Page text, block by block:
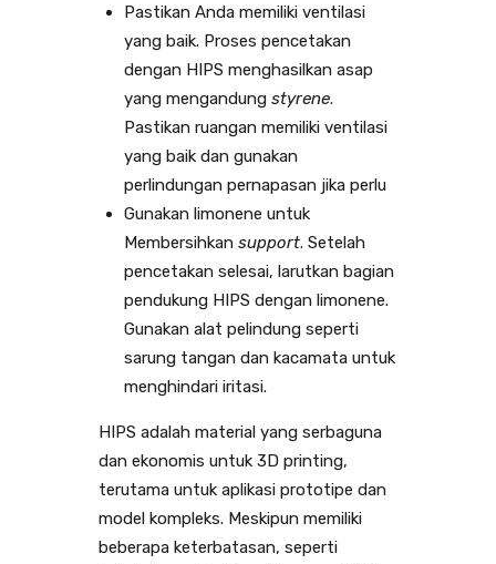
Pastikan Anda memiliki ventilasi
yang baik. Proses pencetakan
dengan HIPS menghasilkan asap
yang mengandung styrene.
Pastikan ruangan memiliki ventilasi
yang baik dan gunakan
perlindungan pernapasan jika perlu
Gunakan limonene untuk
Membersihkan support. Setelah
pencetakan selesai, larutkan bagian
pendukung HIPS dengan limonene.
Gunakan alat pelindung seperti
sarung tangan dan kacamata untuk
menghindari iritasi.
HIPS adalah material yang serbaguna
dan ekonomis untuk 3D printing,
terutama untuk aplikasi prototipe dan
model kompleks. Meskipun memiliki
beberapa keterbatasan, seperti